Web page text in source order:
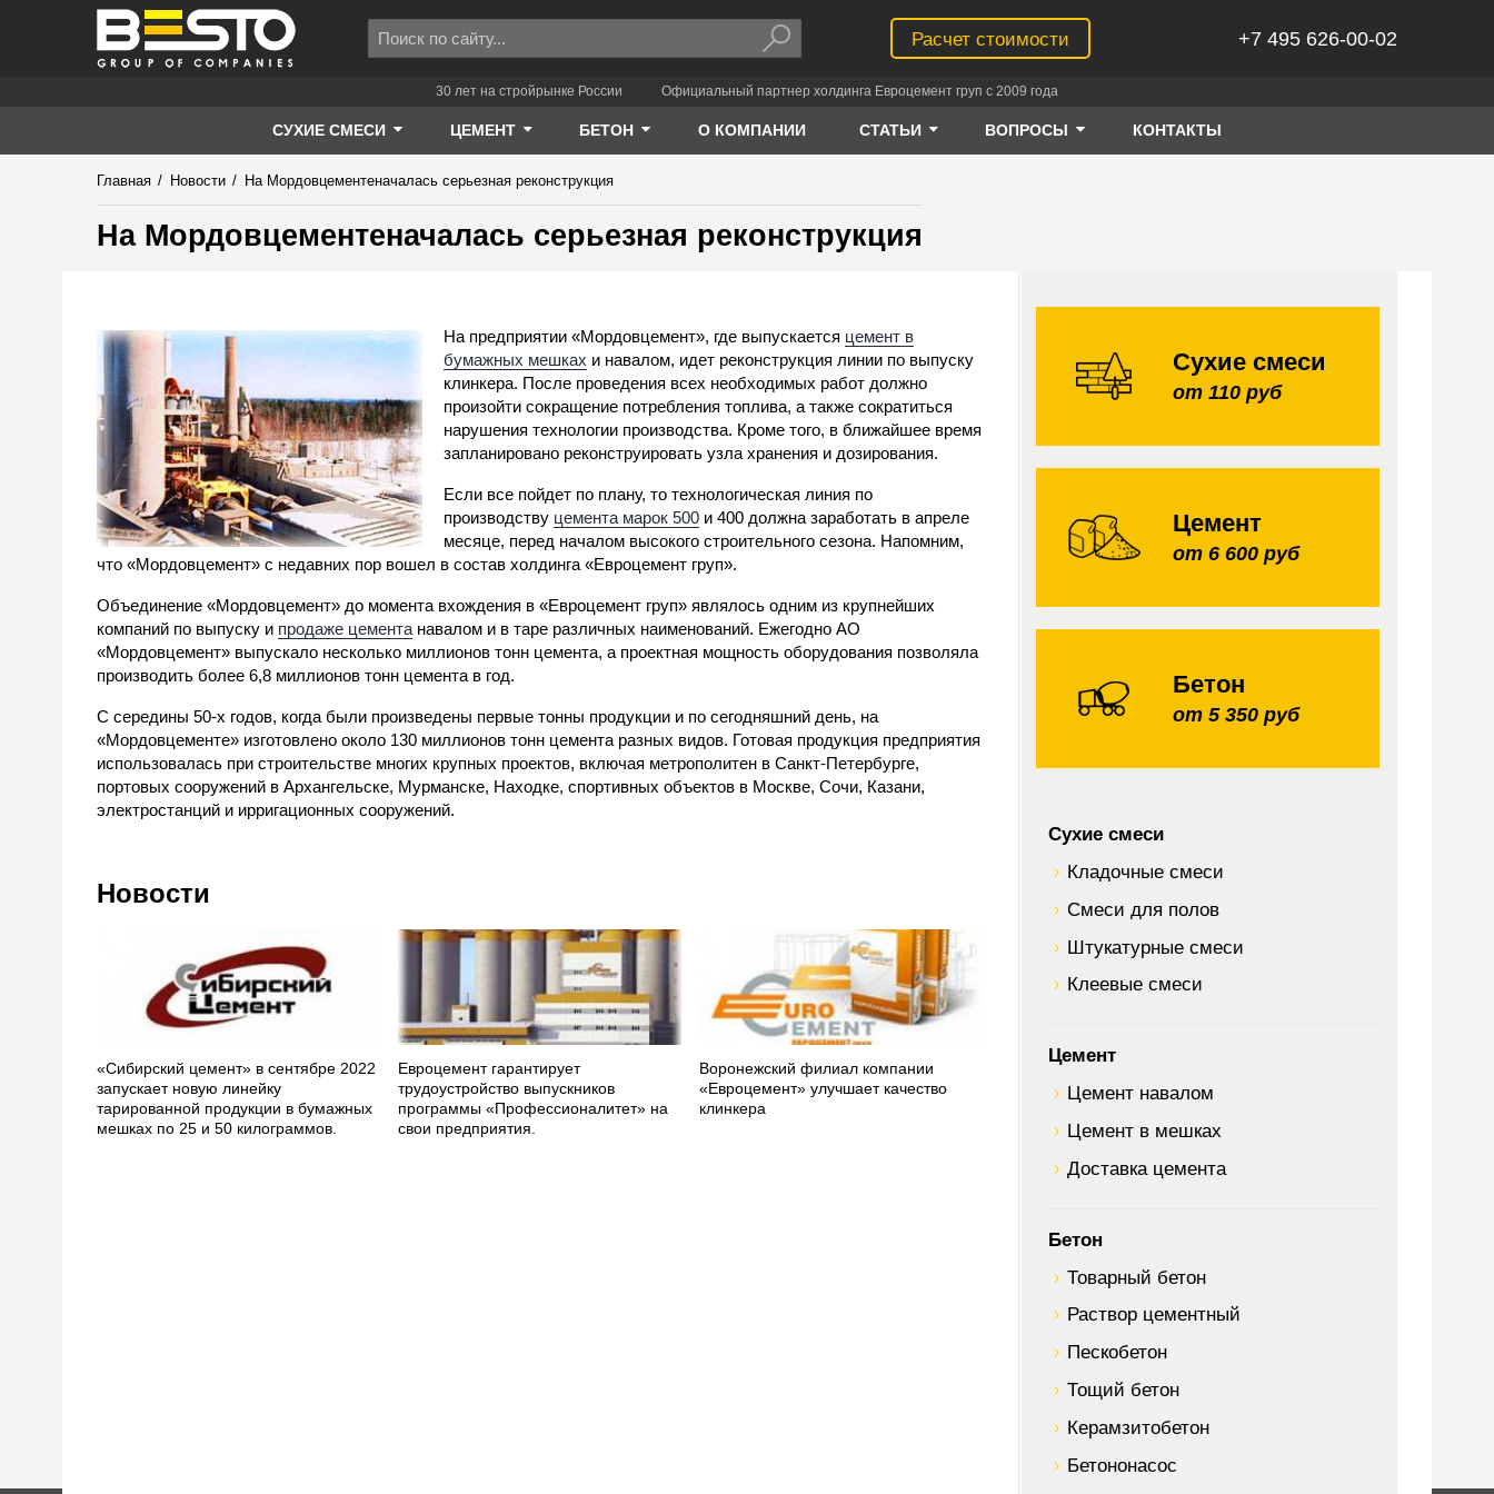
Расчет стоимости +7 495 626-00-02
30 лет на стройрынке России Официальный партнер холдинга Евроцемент груп с 2009 года
СУХИЕ СМЕСИ ЦЕМЕНТ БЕТОН О КОМПАНИИ СТАТЬИ ВОПРОСЫ КОНТАКТЫ
Главная / Новости / На Мордовцементеначалась серьезная реконструкция
На Мордовцементеначалась серьезная реконструкция
На предприятии «Мордовцемент», где выпускается цемент в
бумажных мешках и навалом, идет реконструкция линии по выпуску
клинкера. После проведения всех необходимых работ должно
произойти сокращение потребления топлива, а также сократиться
нарушения технологии производства. Кроме того, в ближайшее время
запланировано реконструировать узла хранения и дозирования.
Если все пойдет по плану, то технологическая линия по
производству цемента марок 500 и 400 должна заработать в апреле
месяце, перед началом высокого строительного сезона. Напомним,
что «Мордовцемент» с недавних пор вошел в состав холдинга «Евроцемент груп».
Объединение «Мордовцемент» до момента вхождения в «Евроцемент груп» являлось одним из крупнейших
компаний по выпуску и продаже цемента навалом и в таре различных наименований. Ежегодно АО
«Мордовцемент» выпускало несколько миллионов тонн цемента, а проектная мощность оборудования позволяла
производить более 6,8 миллионов тонн цемента в год.
С середины 50-х годов, когда были произведены первые тонны продукции и по сегодняшний день, на
«Мордовцементе» изготовлено около 130 миллионов тонн цемента разных видов. Готовая продукция предприятия
использовалась при строительстве многих крупных проектов, включая метрополитен в Санкт-Петербурге,
портовых сооружений в Архангельске, Мурманске, Находке, спортивных объектов в Москве, Сочи, Казани,
электростанций и ирригационных сооружений.
Новости
«Сибирский цемент» в сентябре 2022
запускает новую линейку
тарированной продукции в бумажных
мешках по 25 и 50 килограммов.
Евроцемент гарантирует
трудоустройство выпускников
программы «Профессионалитет» на
свои предприятия.
Воронежский филиал компании
«Евроцемент» улучшает качество
клинкера
Сухие смеси
от 110 руб
Цемент
от 6 600 руб
Бетон
от 5 350 руб
Сухие смеси
Кладочные смеси
Смеси для полов
Штукатурные смеси
Клеевые смеси
Цемент
Цемент навалом
Цемент в мешках
Доставка цемента
Бетон
Товарный бетон
Раствор цементный
Пескобетон
Тощий бетон
Керамзитобетон
Бетононасос